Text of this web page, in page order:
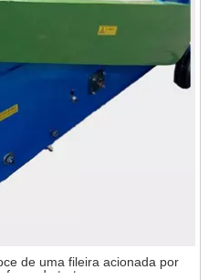
de uma fileira acionada por
força de trator